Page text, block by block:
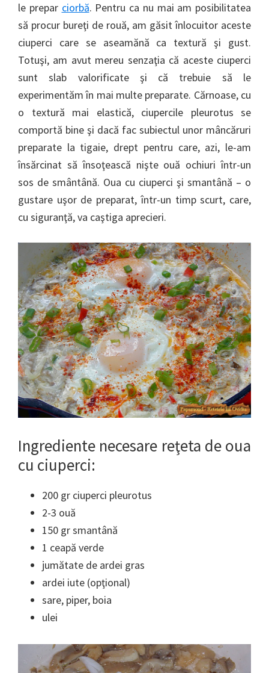
le prepar ciorbă. Pentru ca nu mai am posibilitatea
să procur bureţi de rouă, am găsit înlocuitor aceste
ciuperci care se aseamănă ca textură şi gust.
Totuşi, am avut mereu senzaţia că aceste ciuperci
sunt slab valorificate şi că trebuie să le
experimentăm în mai multe preparate. Cărnoase, cu
o textură mai elastică, ciupercile pleurotus se
comportă bine şi dacă fac subiectul unor mâncăruri
preparate la tigaie, drept pentru care, azi, le-am
însărcinat să însoţească nişte ouă ochiuri într-un
sos de smântână. Oua cu ciuperci şi smantână – o
gustare uşor de preparat, într-un timp scurt, care,
cu siguranţă, va caştiga aprecieri.
Ingrediente necesare reţeta de oua
cu ciuperci:
200 gr ciuperci pleurotus
2-3 ouă
150 gr smantână
1 ceapă verde
jumătate de ardei gras
ardei iute (opţional)
sare, piper, boia
ulei